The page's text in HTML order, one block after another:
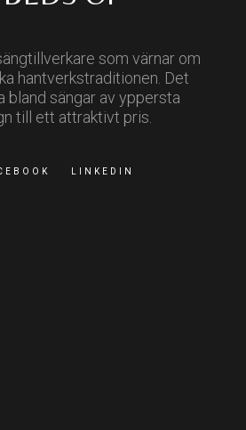
som värnar om
hantverkstraditionen. Det
bland sängar av yppersta
till ett attraktivt pris.
LINKEDIN